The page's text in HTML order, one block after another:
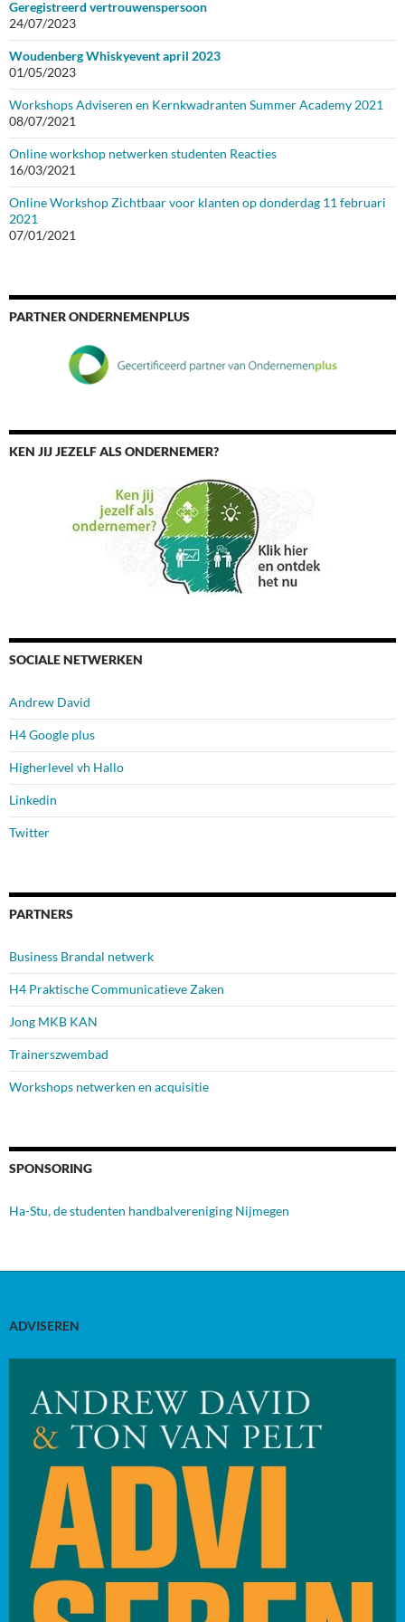
Geregistreerd vertrouwenspersoon
24/07/2023
Woudenberg Whiskyevent april 2023
01/05/2023
Workshops Adviseren en Kernkwadranten Summer Academy 2021
08/07/2021
Online workshop netwerken studenten Reacties
16/03/2021
Online Workshop Zichtbaar voor klanten op donderdag 11 februari
2021
07/01/2021
PARTNER ONDERNEMENPLUS
KEN JIJ JEZELF ALS ONDERNEMER?
SOCIALE NETWERKEN
Andrew David
H4 Google plus
Higherlevel vh Hallo
Linkedin
Twitter
PARTNERS
Business Brandal netwerk
H4 Praktische Communicatieve Zaken
Jong MKB KAN
Trainerszwembad
Workshops netwerken en acquisitie
SPONSORING
Ha-Stu, de studenten handbalvereniging Nijmegen
ADVISEREN